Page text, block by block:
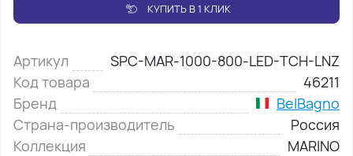
КУПИТЬ В 1 КЛИК
Артикул
SPC-MAR-1000-800-LED-TCH-LNZ
Код товара
46211
Бренд
BelBagno
Страна-производитель
Россия
Коллекция
MARINO